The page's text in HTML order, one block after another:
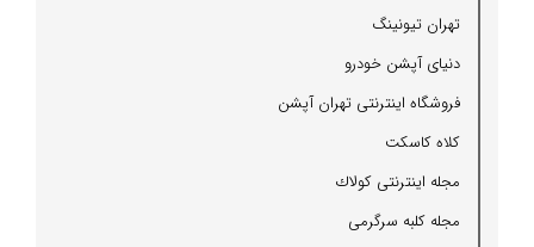
تهران تیونینگ
دنیای آپشن خودرو
فروشگاه اینترنتی تهران آپشن
كلاه كاسكت
مجله اینترنتی كولاك
مجله كلبه سرگرمی